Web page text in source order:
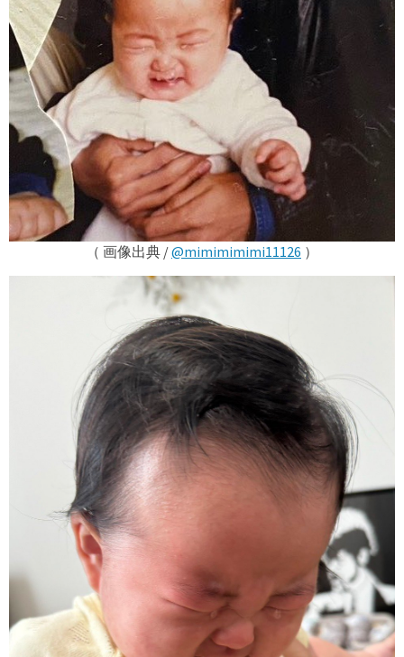
（ 画像出典 /@mimimimimi11126 ）